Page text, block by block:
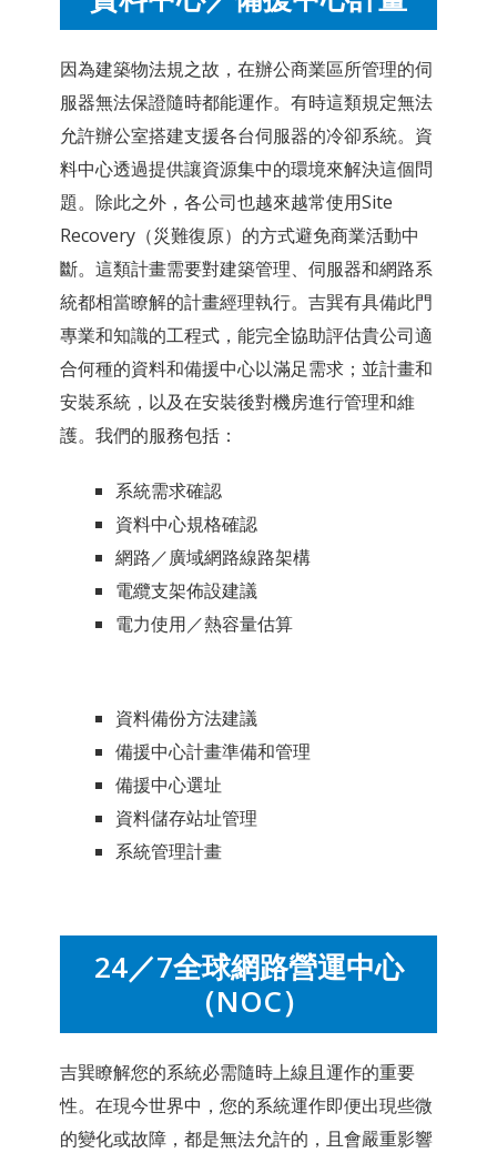
因為建築物法規之故，在辦公商業區所管理的伺
服器無法保證隨時都能運作。有時這類規定無法
允許辦公室搭建支援各台伺服器的冷卻系統。資
料中心透過提供讓資源集中的環境來解決這個問
題。除此之外，各公司也越來越常使用Site
Recovery（災難復原）的方式避免商業活動中
斷。這類計畫需要對建築管理、伺服器和網路系
統都相當瞭解的計畫經理執行。吉巽有具備此門
專業和知識的工程式，能完全協助評估貴公司適
合何種的資料和備援中心以滿足需求；並計畫和
安裝系統，以及在安裝後對機房進行管理和維
護。我們的服務包括：
系統需求確認
資料中心規格確認
網路／廣域網路線路架構
電纜支架佈設建議
電力使用／熱容量估算
資料備份方法建議
備援中心計畫準備和管理
備援中心選址
資料儲存站址管理
系統管理計畫
24／7全球網路營運中心
（NOC）
吉巽瞭解您的系統必需隨時上線且運作的重要
性。在現今世界中，您的系統運作即便出現些微
的變化或故障，都是無法允許的，且會嚴重影響